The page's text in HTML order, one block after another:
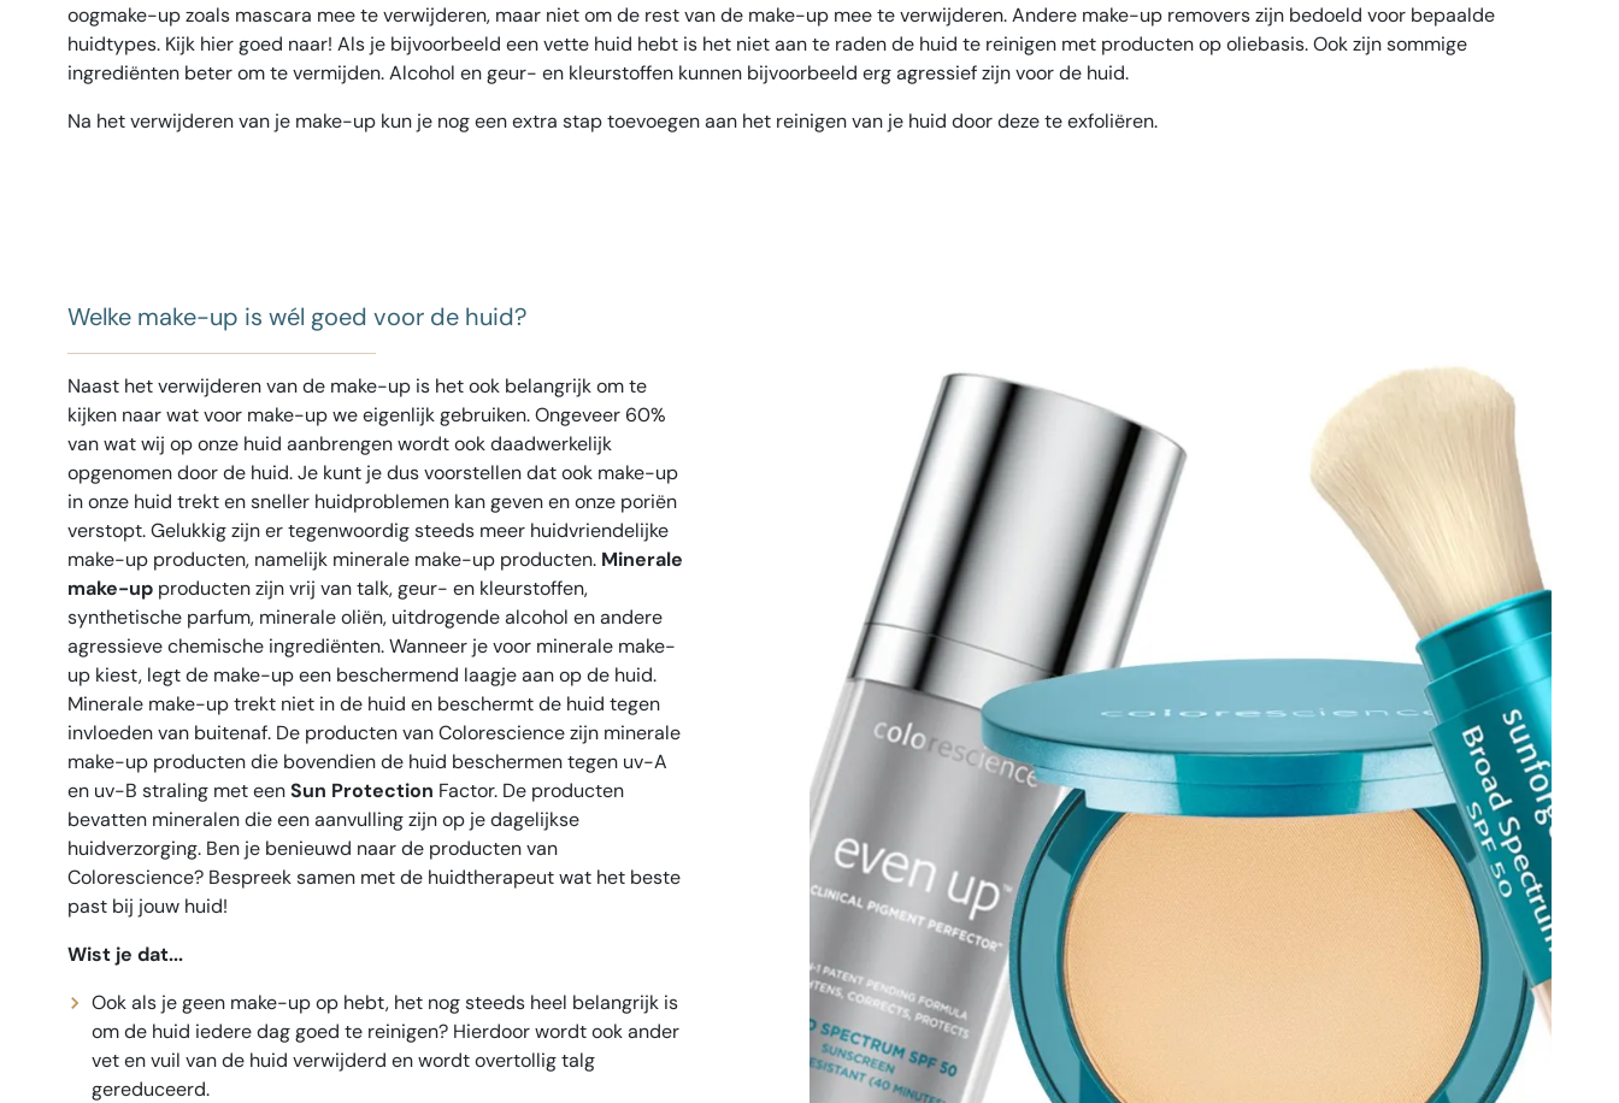
oogmake-up zoals mascara mee te verwijderen, maar niet om de rest van de make-up mee te verwijderen. Andere make-up removers zijn bedoeld voor bepaalde
huidtypes. Kijk hier goed naar! Als je bijvoorbeeld een vette huid hebt is het niet aan te raden de huid te reinigen met producten op oliebasis. Ook zijn sommige
ingrediënten beter om te vermijden. Alcohol en geur- en kleurstoffen kunnen bijvoorbeeld erg agressief zijn voor de huid.
Na het verwijderen van je make-up kun je nog een extra stap toevoegen aan het reinigen van je huid door deze te exfoliëren.
Welke make-up is wél goed voor de huid?
Naast het verwijderen van de make-up is het ook belangrijk om te
kijken naar wat voor make-up we eigenlijk gebruiken. Ongeveer 60%
van wat wij op onze huid aanbrengen wordt ook daadwerkelijk
opgenomen door de huid. Je kunt je dus voorstellen dat ook make-up
in onze huid trekt en sneller huidproblemen kan geven en onze poriën
verstopt. Gelukkig zijn er tegenwoordig steeds meer huidvriendelijke
make-up producten, namelijk minerale make-up producten. Minerale
make-up producten zijn vrij van talk, geur- en kleurstoffen,
synthetische parfum, minerale oliën, uitdrogende alcohol en andere
agressieve chemische ingrediënten. Wanneer je voor minerale make-
up kiest, legt de make-up een beschermend laagje aan op de huid.
Minerale make-up trekt niet in de huid en beschermt de huid tegen
invloeden van buitenaf. De producten van Colorescience zijn minerale
make-up producten die bovendien de huid beschermen tegen uv-A
en uv-B straling met eenSun Protection Factor. De producten
bevatten mineralen die een aanvulling zijn op je dagelijkse
huidverzorging. Ben je benieuwd naar de producten van
Colorescience? Bespreek samen met de huidtherapeut wat het beste
past bij jouw huid!
Wist je dat...
Ook als je geen make-up op hebt, het nog steeds heel belangrijk is
om de huid iedere dag goed te reinigen? Hierdoor wordt ook ander
vet en vuil van de huid verwijderd en wordt overtollig talg
gereduceerd.